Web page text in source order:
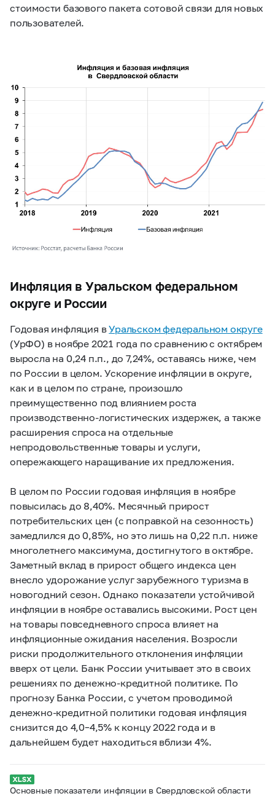
стоимости базового пакета сотовой связи для новых
пользователей.
Инфляция в Уральском федеральном
округе и России
Годовая инфляция вУральском федеральном округе
(УрФО) в ноябре 2021 года по сравнению с октябрем
выросла на 0,24 п.п., до 7,24%, оставаясь ниже, чем
по России в целом. Ускорение инфляции в округе,
как и в целом по стране, произошло
преимущественно под влиянием роста
производственно-логистических издержек, а также
расширения спроса на отдельные
непродовольственные товары и услуги,
опережающего наращивание их предложения.
В целом по России годовая инфляция в ноябре
повысилась до 8,40%. Месячный прирост
потребительских цен (с поправкой на сезонность)
замедлился до 0,85%, но это лишь на 0,22 п.п. ниже
многолетнего максимума, достигнутого в октябре.
Заметный вклад в прирост общего индекса цен
внесло удорожание услуг зарубежного туризма в
новогодний сезон. Однако показатели устойчивой
инфляции в ноябре оставались высокими. Рост цен
на товары повседневного спроса влияет на
инфляционные ожидания населения. Возросли
риски продолжительного отклонения инфляции
вверх от цели. Банк России учитывает это в своих
решениях по денежно-кредитной политике. По
прогнозу Банка России, с учетом проводимой
денежно-кредитной политики годовая инфляция
снизится до 4,0–4,5% к концу 2022 года и в
дальнейшем будет находиться вблизи 4%.
Основные показатели инфляции в Свердловской области